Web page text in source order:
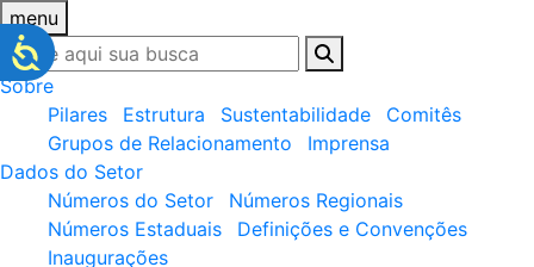
menu
Sobre
Pilares
Estrutura Sustentabilidade
Comitês
Grupos de Relacionamento
Imprensa
Dados do Setor
Números do Setor
Números Regionais
Números Estaduais
Definições e Convenções
Inaugurações